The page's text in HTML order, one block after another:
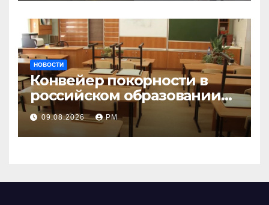
НОВОСТИ
Конвейер покорности в
российском образовании
наталкивается на
сопротивление
09.08.2026 РМ